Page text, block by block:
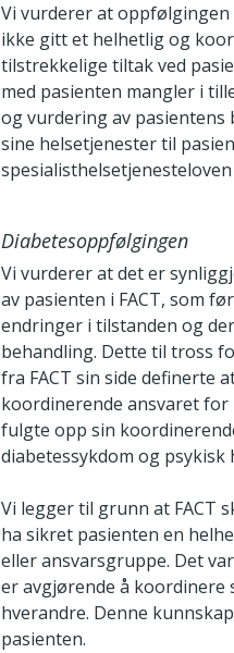
Vi vurderer at oppfølgingen
ikke gitt et helhetlig og
tilstrekkelige tiltak ved
med pasienten mangler i
og vurdering av pasientens
sine helsetjenester til
Diabetesoppfølgingen
Vi vurderer at det er
av pasienten i FACT, som
endringer i tilstanden og
behandling. Dette til tross
fra FACT sin side definerte
koordinerende ansvaret for
fulgte opp sin
diabetessykdom og psykisk
Vi legger til grunn at FACT
ha sikret pasienten en
eller ansvarsgruppe. Det
er avgjørende å koordinere
hverandre. Denne
pasienten.